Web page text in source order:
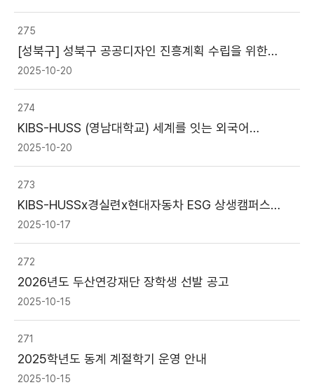
275
[성북구] 성북구 공공디자인 진흥계획 수립을 위한
대학생 의식조사(~10/29)
2025-10-20
274
KIBS-HUSS (영남대학교) 세계를 잇는 외국어
학습공동체(튀르키예어) 참여 학생 모집 안내
2025-10-20
273
KIBS-HUSSx경실련x현대자동차 ESG 상생캠퍼스
프로그램 참여 학생 모집 안내
2025-10-17
272
2026년도 두산연강재단 장학생 선발 공고
2025-10-15
271
2025학년도 동계 계절학기 운영 안내
2025-10-15